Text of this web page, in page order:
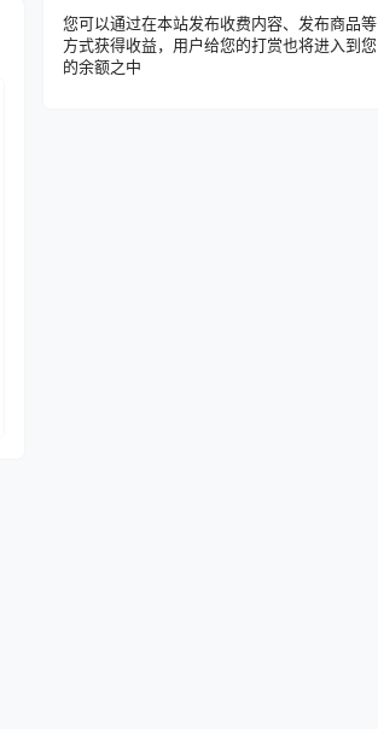
您可以通过在本站发布收费内容、发布商品等
方式获得收益，用户给您的打赏也将进入到您
的余额之中